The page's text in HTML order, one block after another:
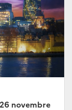
novembre